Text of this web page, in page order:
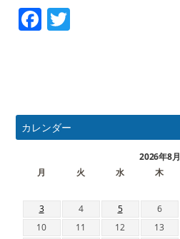
Facebook
カレンダー
2026年8月
月
火 水 木
3
4 5 6
10
11 12 13